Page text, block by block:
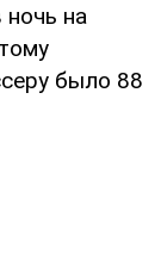
ночь на
было 88